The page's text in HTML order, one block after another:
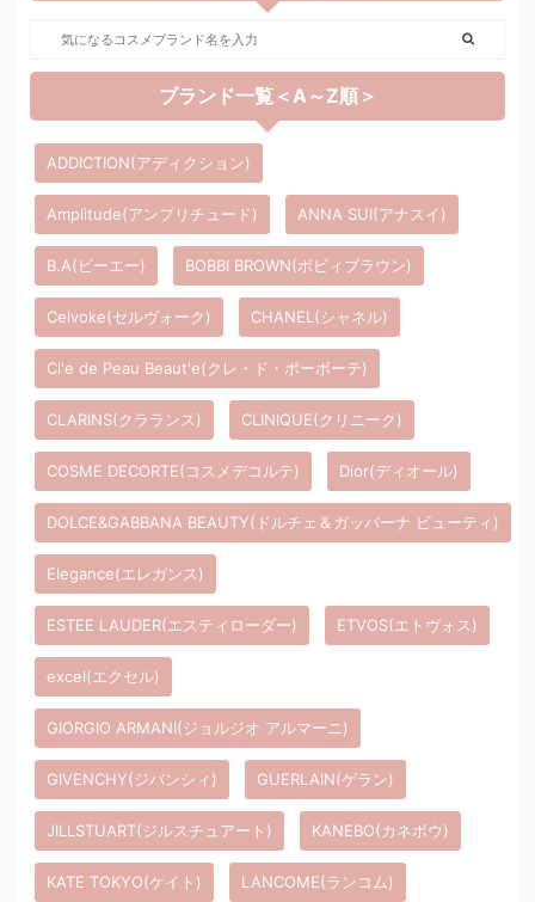
ブランド一覧＜A～Z順＞
ADDICTION(アディクション)
Amplitude(アンプリチュード) ANNA SUI(アナスイ)
B.A(ビーエー) BOBBI BROWN(ボビィブラウン)
Celvoke(セルヴォーク) CHANEL(シャネル)
Cl'e de Peau Beaut'e(クレ・ド・ポーボーテ)
CLARINS(クラランス) CLINIQUE(クリニーク)
COSME DECORTE(コスメデコルテ) Dior(ディオール)
DOLCE&GABBANA BEAUTY(ドルチェ＆ガッバーナ ビューティ)
Elegance(エレガンス)
ESTEE LAUDER(エスティローダー) ETVOS(エトヴォス)
excel(エクセル)
GIORGIO ARMANI(ジョルジオ アルマーニ)
GIVENCHY(ジバンシィ) GUERLAIN(ゲラン)
JILLSTUART(ジルスチュアート) KANEBO(カネボウ)
KATE TOKYO(ケイト) LANCOME(ランコム)